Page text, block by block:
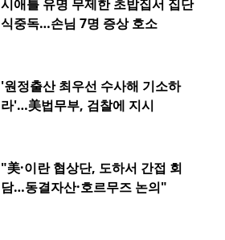
시애틀 유명 무제한 초밥집서 집단
식중독…손님 7명 증상 호소
'원정출산 최우선 수사해 기소하
라'…美법무부, 검찰에 지시
"美·이란 협상단, 도하서 간접 회
담…동결자산·호르무즈 논의"